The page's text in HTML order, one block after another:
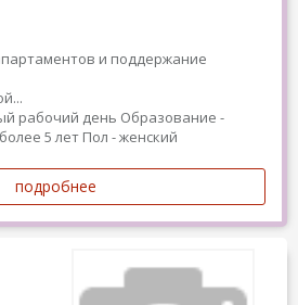
и поддержание
рабочий день Образование -
5 лет Пол - женский
подробнее